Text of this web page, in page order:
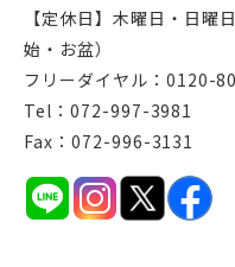
【定休日】木曜日・日曜
始・お盆）
フリーダイヤル：0120-
Tel：072-997-3981
Fax：072-996-3131